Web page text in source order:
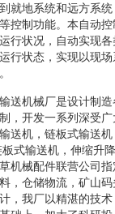
就地系统和远方系
控制功能。本自动
行状况，自动实现
行状态，实现以现
送机械厂是设计制
，开发一系列深受
送机，链板式输送
式输送机，伸缩升
机械配件联营公司
，仓储物流，矿山
，我厂以精湛的技